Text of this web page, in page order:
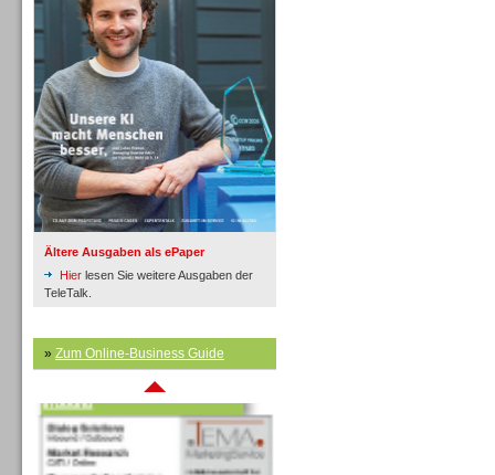
Ältere Ausgaben als ePaper
Hier lesen Sie weitere Ausgaben der
TeleTalk.
» Zum Online-Business Guide
Inbound
Inbound